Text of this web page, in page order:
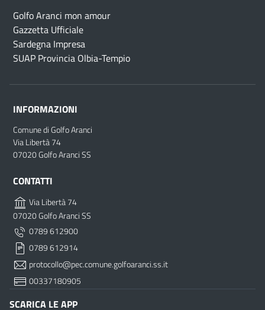
Golfo Aranci mon amour
Gazzetta Ufficiale
Sardegna Impresa
SUAP Provincia Olbia-Tempio
INFORMAZIONI
Comune di Golfo Aranci
Via Libertà 74
07020 Golfo Aranci SS
CONTATTI
Via Libertà 74
07020 Golfo Aranci SS
0789 612900
0789 612914
protocollo@pec.comune.golfoaranci.ss.it
00337180905
SCARICA LE APP